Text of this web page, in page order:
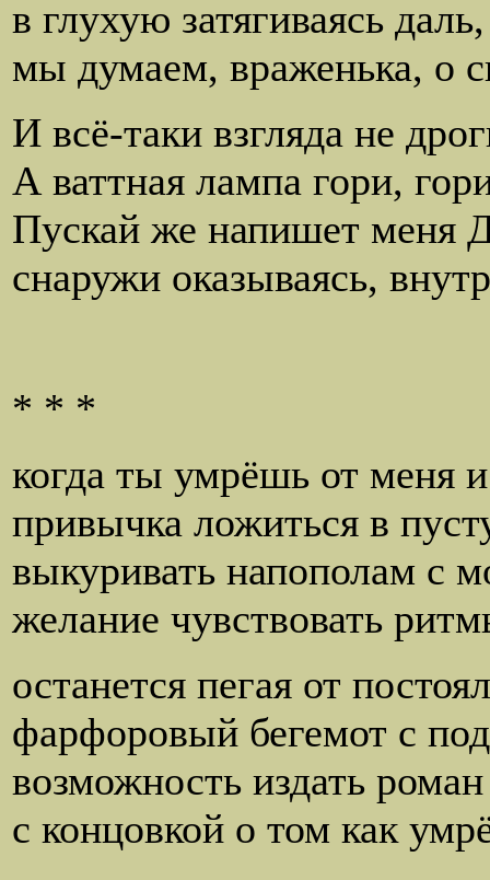
в глухую затягиваясь даль,
мы думаем, враженька, о
И всё-таки взгляда не
А ваттная лампа гори,
Пускай же напишет меня
снаружи оказываясь,
* * *
когда ты умрёшь от меня и
привычка ложиться в
выкуривать напополам с
желание чувствовать
останется пегая от
фарфоровый бегемот с
возможность издать
с концовкой о том как